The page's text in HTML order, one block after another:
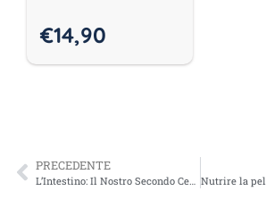
€14,90
PRECEDENTE